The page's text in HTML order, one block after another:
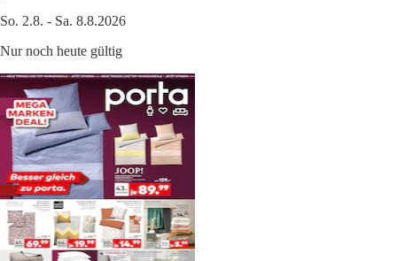
So. 2.8. - Sa. 8.8.2026
Nur noch heute gültig